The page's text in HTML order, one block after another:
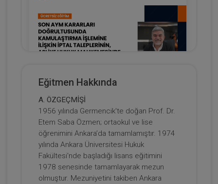
Son AYM Kararları Doğrultusunda
Kamulaştırma İşlemine İlişkin İptal
Taleplerinin, Asliye Hukuk
Mahkemesinde Görülen Kamulaştırma
Bedelinin Tespiti Davasına Etkileri Video
Eğitimi
ARMAĞANIMIZDIR
Sepete Ekle
Prof. Dr. Etem Saba ÖZMEN
Eğitmen Hakkında
A. ÖZGEÇMİŞİ
1956 yılında Germencik'te doğan Prof. Dr.
Etem Saba Özmen; ortaokul ve lise
öğrenimini Ankara’da tamamlamıştır. 1974
yılında Ankara Üniversitesi Hukuk
Fakültesi'nde başladığı lisans eğitimini
1978 senesinde tamamlayarak mezun
olmuştur. Mezuniyetini takiben Ankara